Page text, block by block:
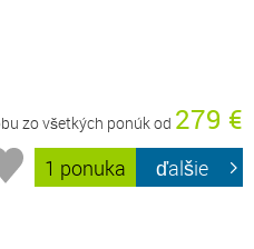
zo všetkých ponúk od 279 €
1 ponuka ďalšie